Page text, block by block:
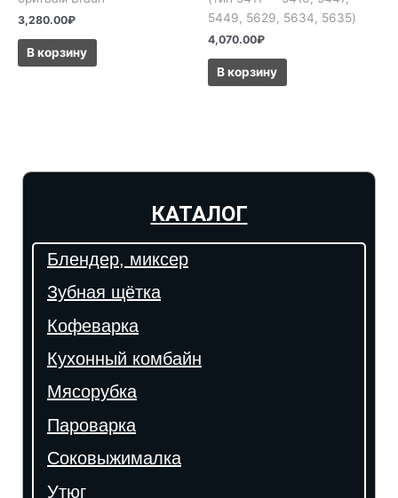
3,280.00₽
В корзину
5449, 5629, 5634, 5635)
4,070.00₽
В корзину
КАТАЛОГ
Блендер, миксер
Зубная щётка
Кофеварка
Кухонный комбайн
Мясорубка
Пароварка
Соковыжималка
Утюг